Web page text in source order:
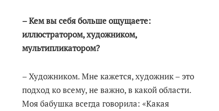
– Кем вы себя больше ощущаете:
иллюстратором, художником,
мультипликатором?
– Художником. Мне кажется, художник – это
подход ко всему, не важно, в какой области.
Моя бабушка всегда говорила: «Какая